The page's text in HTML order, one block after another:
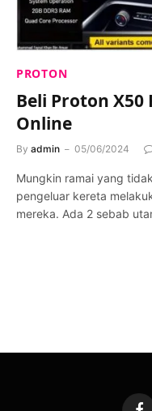
PROTON
Beli Proton
Online
By admin 05/06/2024
Mungkin ramai yang
pengeluar kereta
mereka. Ada 2 sebab